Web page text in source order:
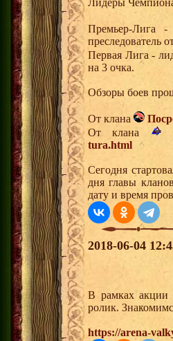
Премьер-Лига
преследователь
Первая Лига -
на 3 очка.
Обзоры боев
От клана
От клана
tura.html
Сегодня
дня главы
дату и время
2018-06-04
В рамках акции
ролик.
https://arena-